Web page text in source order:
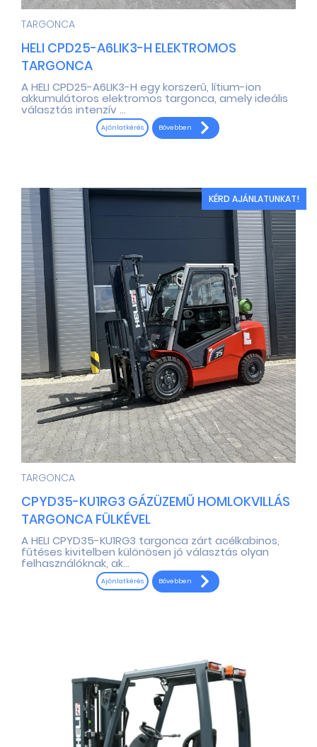
TARGONCA
HELI CPD25-A6LIK3-H ELEKTROMOS
TARGONCA
A HELI CPD25-A6LIK3-H egy korszerű, lítium-ion
akkumulátoros elektromos targonca, amely ideális
választás intenzív ...
Ajánlatkérés Bővebben
KÉRD AJÁNLATUNKAT!
TARGONCA
CPYD35-KU1RG3 GÁZÜZEMŰ HOMLOKVILLÁS
TARGONCA FÜLKÉVEL
A HELI CPYD35-KU1RG3 targonca zárt acélkabinos,
fűtéses kivitelben különösen jó választás olyan
felhasználóknak, ak...
Ajánlatkérés Bővebben